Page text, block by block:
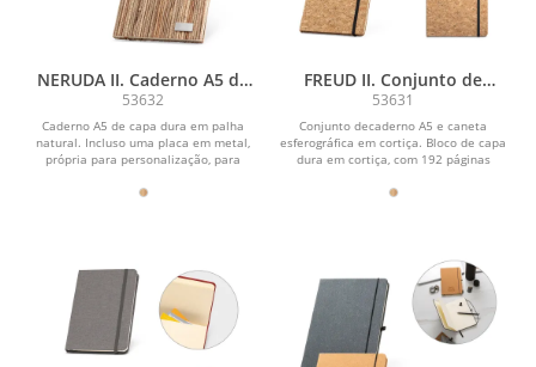
NERUDA II. Caderno A5 de
capa dura em palha natural
com páginas pautadas
recicladas
53632
Caderno A5 de capa dura em palha
natural. Incluso uma placa em metal,
própria para personalização, para
FREUD II. Conjunto de
caderno A5 e caneta
esferográfica em cortiça
53631
Conjunto decaderno A5 e caneta
esferográfica em cortiça. Bloco de capa
dura em cortiça, com 192 páginas